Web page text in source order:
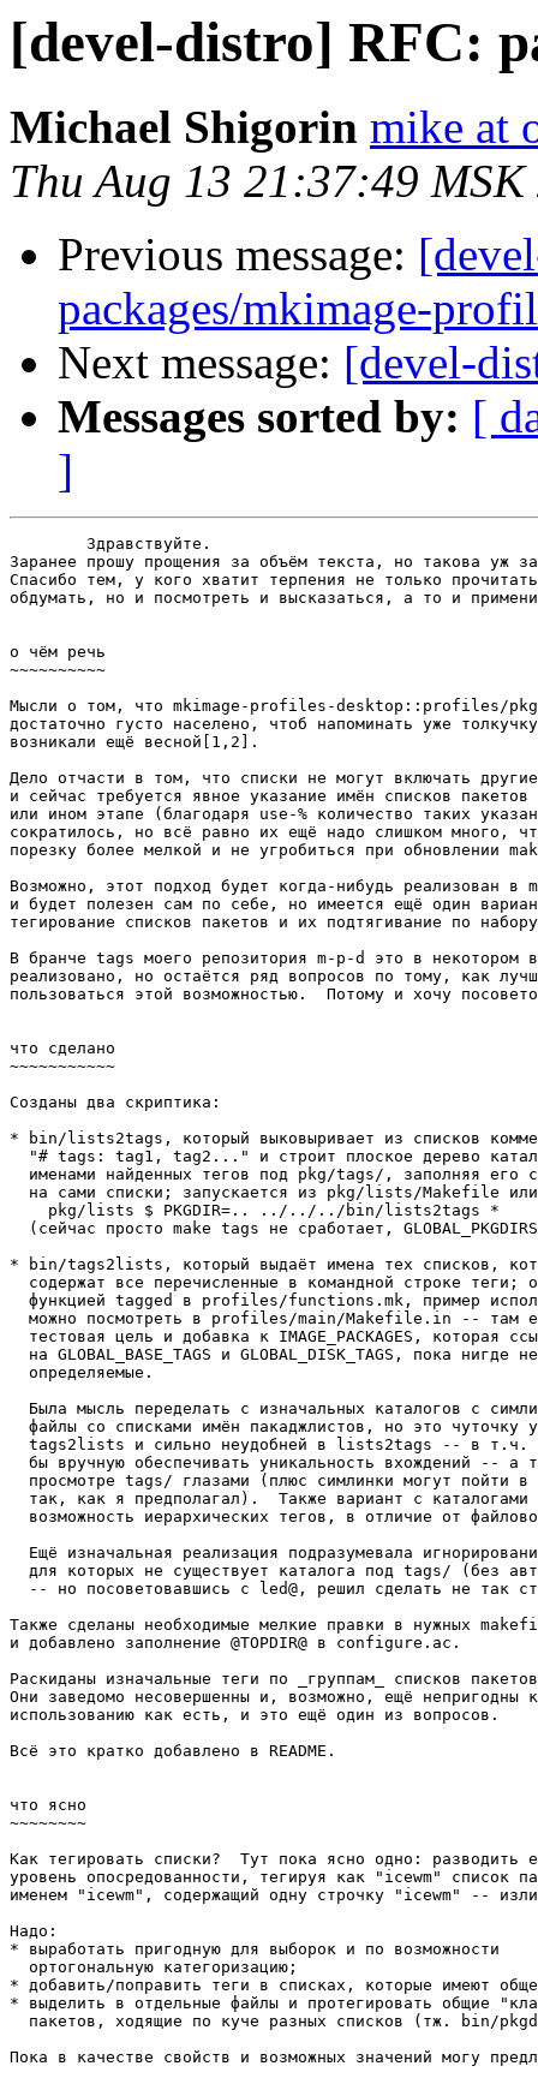
[devel-distro] RFC:
Michael Shigorin mike at
Thu Aug 13 21:37:49 MSK
Previous message:
packages/mkimage-
Next message: [devel-
Messages sorted by: [
]
Заранее прошу прощения за объём текста, но такова уж
Спасибо тем, у кого хватит терпения не только
обдумать, но и посмотреть и высказаться, а то и
о чём речь
~~~~~~~~~~
Мысли о том, что mkimage-profiles-desktop::profiles/
достаточно густо населено, чтоб напоминать уже
возникали ещё весной[1,2].
Дело отчасти в том, что списки не могут включать
и сейчас требуется явное указание имён списков пакетов
или ином этапе (благодаря use-% количество таких
сократилось, но всё равно их ещё надо слишком много,
порезку более мелкой и не угробиться при обновлении
Возможно, этот подход будет когда-нибудь реализован в
и будет полезен сам по себе, но имеется ещё один
тегирование списков пакетов и их подтягивание по
В бранче tags моего репозитория m-p-d это в некотором
реализовано, но остаётся ряд вопросов по тому, как
пользоваться этой возможностью.  Потому и хочу
что сделано
~~~~~~~~~~~
Созданы два скриптика:
* bin/lists2tags, который выковыривает из списков
"# tags: tag1, tag2..." и строит плоское дерево
именами найденных тегов под pkg/tags/, заполняя его
на сами списки; запускается из pkg/lists/Makefile
    pkg/lists $ PKGDIR=.. ../../../bin/lists2tags *
(сейчас просто make tags не сработает,
* bin/tags2lists, который выдаёт имена тех списков,
содержат все перечисленные в командной строке теги;
функцией tagged в profiles/functions.mk, пример
можно посмотреть в profiles/main/Makefile.in -- там
тестовая цель и добавка к IMAGE_PACKAGES, которая
  на GLOBAL_BASE_TAGS и GLOBAL_DISK_TAGS, пока нигде не
  определяемые.
Была мысль переделать с изначальных каталогов с
файлы со списками имён пакаджлистов, но это чуточку
tags2lists и сильно неудобней в lists2tags -- в т.ч.
бы вручную обеспечивать уникальность вхождений -- а
просмотре tags/ глазами (плюс симлинки могут пойти в
так, как я предполагал).  Также вариант с каталогами
возможность иерархических тегов, в отличие от
Ещё изначальная реализация подразумевала
для которых не существует каталога под tags/ (без
-- но посоветовавшись с led@, решил сделать не так
Также сделаны необходимые мелкие правки в нужных
и добавлено заполнение @TOPDIR@ в configure.ac.
Раскиданы изначальные теги по _группам_ списков
Они заведомо несовершенны и, возможно, ещё непригодны к
использованию как есть, и это ещё один из вопросов.
Всё это кратко добавлено в README.
что ясно
~~~~~~~~
Как тегировать списки?  Тут пока ясно одно: разводить
уровень опосредованности, тегируя как "icewm" список
именем "icewm", содержащий одну строчку "icewm" --
Надо:
* выработать пригодную для выборок и по возможности
  ортогональную категоризацию;
* добавить/поправить теги в списках, которые имеют
* выделить в отдельные файлы и протегировать общие
пакетов, ходящие по куче разных списков (тж. bin/
Пока в качестве свойств и возможных значений могу